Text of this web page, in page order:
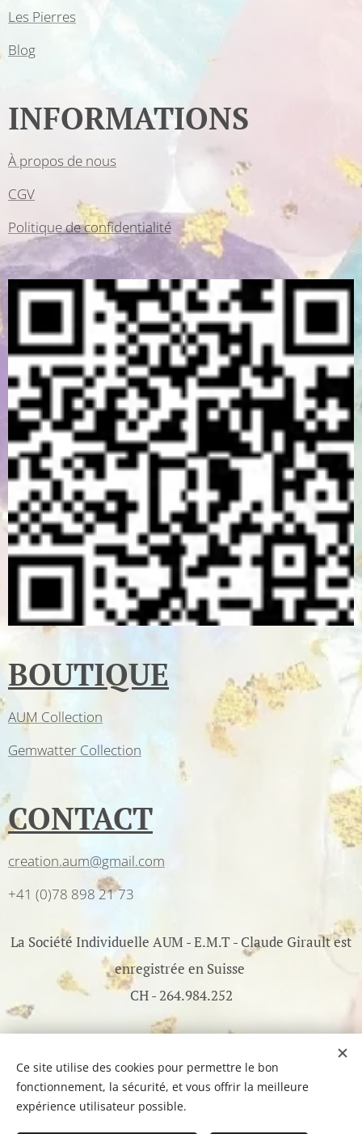
Les Pierres
Blog
INFORMATIONS
À propos de nous
CGV
Politique de confidentialité
BOUTIQUE
AUM Collection
Gemwatter Collection
CONTACT
creation.aum@gmail.com
+41 (0)78 898 21 73
La Société Individuelle AUM - E.M.T - Claude Girault est
enregistrée en Suisse
CH - 264.984.252
©2017-2026 AUM - All Rights Reserved - Optimisé par
Cookies
Ce site utilise des cookies pour permettre le bon
fonctionnement, la sécurité, et vous offrir la meilleure
expérience utilisateur possible.